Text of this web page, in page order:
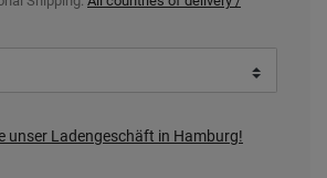
unser Ladengeschäft in Hamburg!